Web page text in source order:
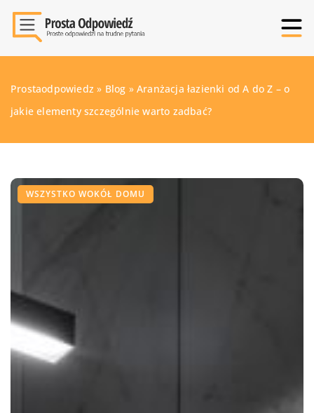
Prostaodpowiedz » Blog »Aranżacja łazienki od A do Z – o
jakie elementy szczególnie warto zadbać?
WSZYSTKO WOKÓŁ DOMU